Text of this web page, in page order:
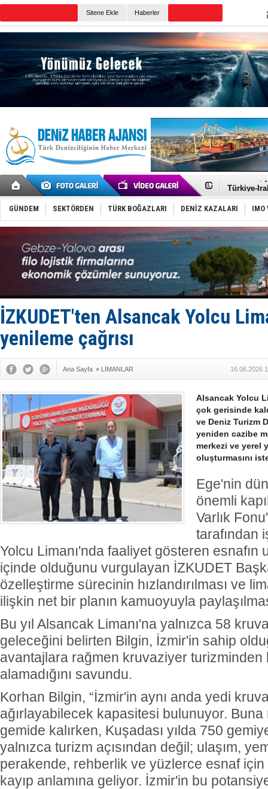
Sitene Ekle Haberler
İTU AUV,
LNG
Türkiye-
Türk
Deniz
DÖDER,
Fairline,
Baltık
Runit
Limana
Türk
Hüseyin
Hat-San
GÜNDEM SEKTÖRDEN TÜRK BOĞAZLARI DENİZ KAZALARI IMO
İZKUDET'ten Alsancak Yolcu
yenileme çağrısı
Ana Sayfa » LİMANLAR 16.06.2026
Alsancak Yolcu
çok gerisinde
ve Deniz Turizm
yeniden cazibe
merkezi ve yerel
oluşturmasını
Ege'nin
önemli
Varlık
tarafından
Yolcu Limanı'nda faaliyet gösteren
içinde olduğunu vurgulayan İZKUDET
özelleştirme sürecinin hızlandırılması ve
ilişkin net bir planın kamuoyuyla
Bu yıl Alsancak Limanı'na yalnızca 58
geleceğini belirten Bilgin, İzmir'in sahip
avantajlara rağmen kruvaziyer turizminden
alamadığını savundu.
Korhan Bilgin, “İzmir'in aynı anda yedi
ağırlayabilecek kapasitesi bulunuyor. Buna
gemide kalırken, Kuşadası yılda 750
yalnızca turizm açısından değil; ulaşım,
perakende, rehberlik ve yüzlerce esnaf
kayıp anlamına geliyor. İzmir'in bu